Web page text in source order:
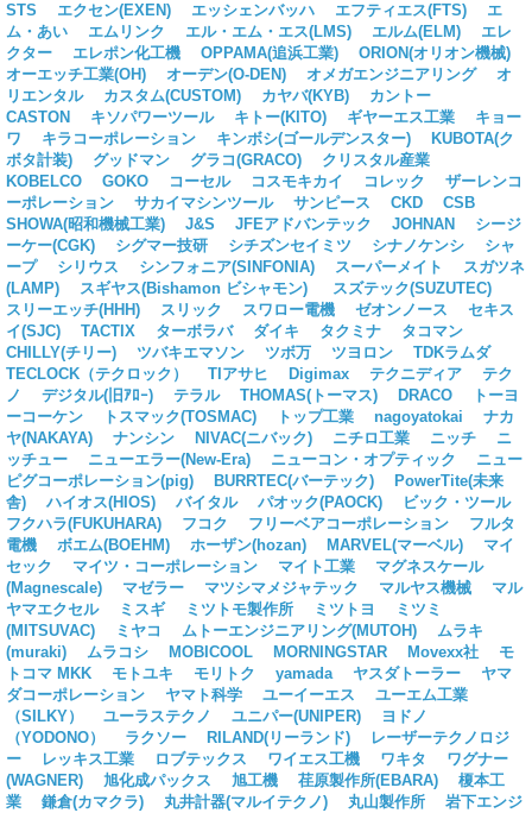
STS エクセン(EXEN) エッシェンバッハ エフティエス(FTS)
エ
ム・あい
エムリンク エル・エム・エス(LMS) エルム(ELM)
エレ
クター
エレポン化工機 OPPAMA(追浜工業)
ORION(オリオン機械)
オーエッチ工業(OH)
オーデン(O-DEN) オメガエンジニアリング
オ
リエンタル
カスタム(CUSTOM) カヤバ(KYB)
カントー
CASTON
キソパワーツール キトー(KITO) ギヤーエス工業
キョー
ワ
キラコーポレーション キンボシ(ゴールデンスター)
KUBOTA(ク
ボタ計装)
グッドマン グラコ(GRACO)
クリスタル産業
KOBELCO
GOKO コーセル コスモキカイ コレック
ザーレンコ
ーポレーション
サカイマシンツール サンピース CKD
CSB
SHOWA(昭和機械工業)
J&S JFEアドバンテック JOHNAN
シージ
ーケー(CGK)
シグマー技研 シチズンセイミツ シナノケンシ
シャ
ープ
シリウス シンフォニア(SINFONIA) スーパーメイト
スガツネ
(LAMP)
スギヤス(Bishamon ビシャモン)
スズテック(SUZUTEC)
スリーエッチ(HHH)
スリック スワロー電機 ゼオンノース
セキス
イ(SJC)
TACTIX ターボラバ ダイキ タクミナ
タコマン
CHILLY(チリー)
ツバキエマソン ツボ万 ツヨロン
TDKラムダ
TECLOCK（テクロック）
TIアサヒ Digimax テクニディア
テク
ノ
デジタル(旧ｱﾛｰ) テラル THOMAS(トーマス) DRACO
トーヨ
ーコーケン
トスマック(TOSMAC) トップ工業 nagoyatokai
ナカ
ヤ(NAKAYA)
ナンシン NIVAC(ニバック) ニチロ工業 ニッチ
ニ
ッチュー
ニューエラー(New-Era) ニューコン・オプティック
ニュー
ピグコーポレーション(pig)
BURRTEC(バーテック)
PowerTite(未来
舎)
ハイオス(HIOS) バイタル パオック(PAOCK)
ビック・ツール
フクハラ(FUKUHARA)
フコク フリーベアコーポレーション
フルタ
電機
ボエム(BOEHM) ホーザン(hozan) MARVEL(マーベル)
マイ
セック
マイツ・コーポレーション マイト工業
マグネスケール
(Magnescale)
マゼラー マツシマメジャテック マルヤス機械
マル
ヤマエクセル
ミスギ ミツトモ製作所 ミツトヨ
ミツミ
(MITSUVAC)
ミヤコ ムトーエンジニアリング(MUTOH)
ムラキ
(muraki)
ムラコシ MOBICOOL MORNINGSTAR Movexx社
モ
トコマ MKK
モトユキ モリトク yamada ヤスダトーラー
ヤマ
ダコーポレーション
ヤマト科学 ユーイーエス
ユーエム工業
（SILKY）
ユーラステクノ ユニパー(UNIPER)
ヨドノ
（YODONO）
ラクソー RILAND(リーランド)
レーザーテクノロジ
ー
レッキス工業 ロブテックス ワイエス工機 ワキタ
ワグナー
(WAGNER)
旭化成パックス 旭工機 荏原製作所(EBARA)
榎本工
業
鎌倉(カマクラ) 丸井計器(マルイテクノ) 丸山製作所
岩下エンジ